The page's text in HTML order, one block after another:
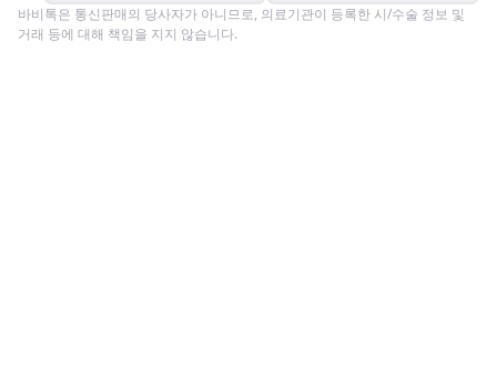
바비톡은 통신판매의 당사자가 아니므로, 의료기관이 등록한 시/수술 정보 및
거래 등에 대해 책임을 지지 않습니다.